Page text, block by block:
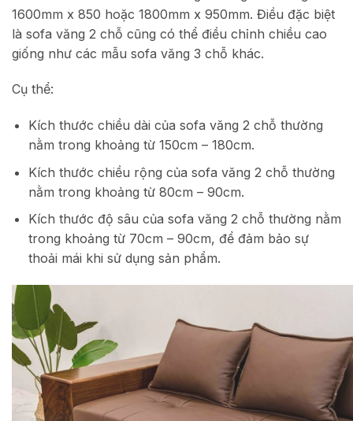
1600mm x 850 hoặc 1800mm x 950mm. Điều đặc biệt
là sofa văng 2 chỗ cũng có thể điều chỉnh chiều cao
giống như các mẫu sofa văng 3 chỗ khác.
Cụ thể:
Kích thước chiều dài của sofa văng 2 chỗ thường
nằm trong khoảng từ 150cm – 180cm.
Kích thước chiều rộng của sofa văng 2 chỗ thường
nằm trong khoảng từ 80cm – 90cm.
Kích thước độ sâu của sofa văng 2 chỗ thường nằm
trong khoảng từ 70cm – 90cm, để đảm bảo sự
thoải mái khi sử dụng sản phẩm.